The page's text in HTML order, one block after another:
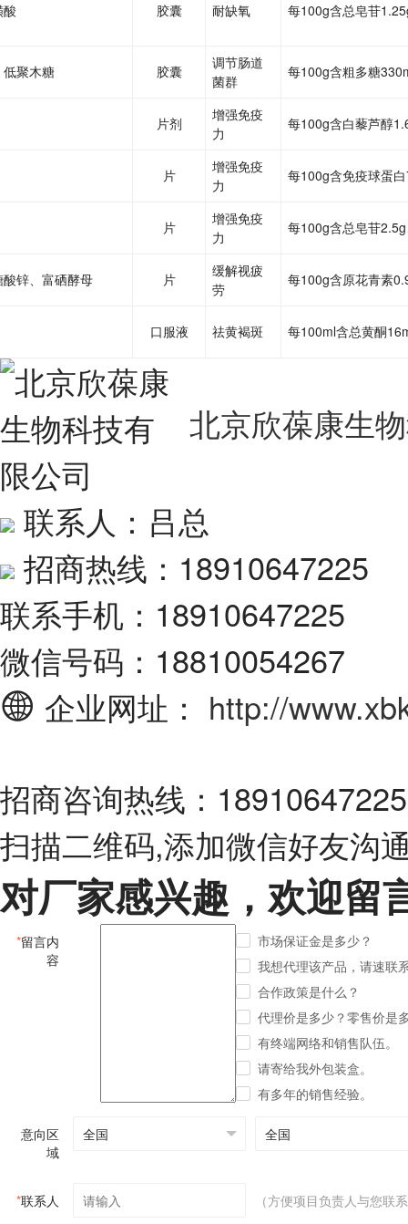
胶囊 耐缺氧 每100g含总皂苷
聚木糖 胶囊
调节肠道
菌群
每100g含粗多糖
片剂
增强免疫
力
每100g含白藜芦醇
片
增强免疫
力
每100g含免疫球蛋
片
增强免疫
力
每100g含总皂苷
锌、富硒酵母 片
缓解视疲
劳
每100g含原花青素
口服液 祛黄褐斑 每100ml含总黄酮
北京欣葆康生
联系人：吕总
招商热线：18910647225
联系手机：18910647225
微信号码：18810054267
企业网址： http://
招商咨询热线：18910647225
扫描二维码,添加微信好友沟
对厂家感兴趣，欢迎留
*留言内
容
市场保证金是多少？
我想代理该产品，请速联
合作政策是什么？
代理价是多少？零售价是
有终端网络和销售队伍。
请寄给我外包装盒。
有多年的销售经验。
意向区
域
*联系人 （方便项目负责人与您联